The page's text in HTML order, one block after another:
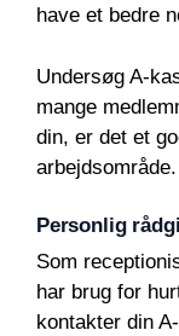
have et bedre
Undersøg A-
mange
din, er det et
arbejdsområde.
Personlig
Som
har brug for
kontakter din